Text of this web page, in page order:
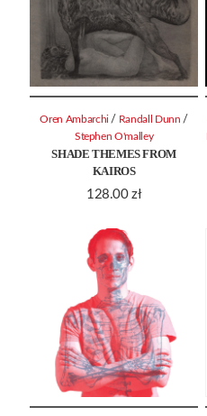
SHADE THEMES FROM
KAIROS
128.00 zł
Oren Ambarchi / Randall Dunn /
Stephen O'malley